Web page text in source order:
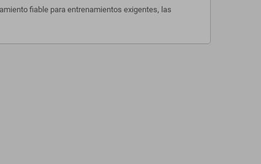
fiable para entrenamientos exigentes, las